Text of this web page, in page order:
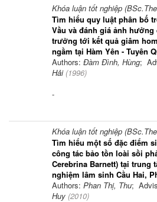
Khóa luận tốt nghiệp
Tìm hiểu quy luật phân bố
Vầu và đánh giá ảnh
trưởng tới kết quả giâm
ngầm tại Hàm Yên - Tuyên
Authors: Đàm Đình, Hùng;
Hải(1996)
-
Khóa luận tốt nghiệp
Tìm hiểu một số đặc điểm
công tác bảo tồn loài sồi
Cerebrina Barnett) tại trung
nghiệm lâm sinh Cầu Hai,
Authors: Phan Thị, Thu;
Huy (2010)